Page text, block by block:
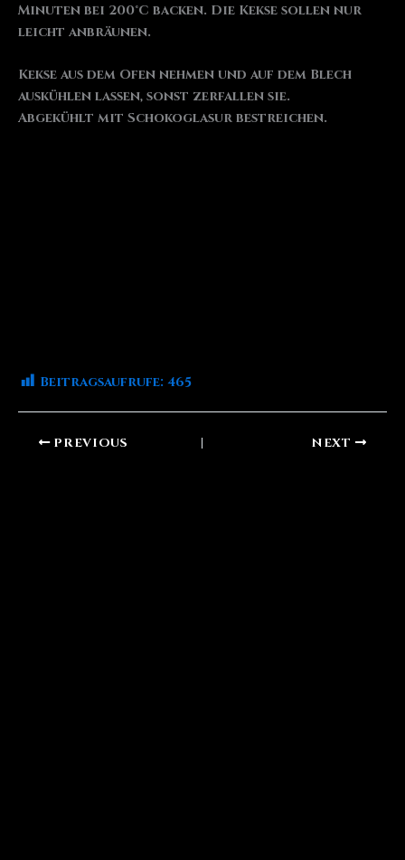
Minuten bei 200°C backen. Die Kekse sollen nur
leicht anbräunen.
Kekse aus dem Ofen nehmen und auf dem Blech
auskühlen lassen, sonst zerfallen sie.
Abgekühlt mit Schokoglasur bestreichen.
Beitragsaufrufe: 465
PREVIOUS NEXT